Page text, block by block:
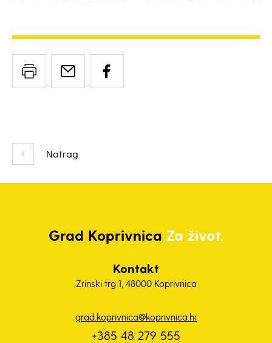
Natrag
Grad Koprivnica Za život.
Kontakt
Zrinski trg 1, 48000 Koprivnica
grad.koprivnica@koprivnica.hr
+385 48 279 555